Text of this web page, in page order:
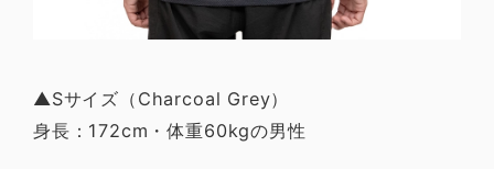
▲Sサイズ（Charcoal Grey）
身長：172cm・体重60kgの男性